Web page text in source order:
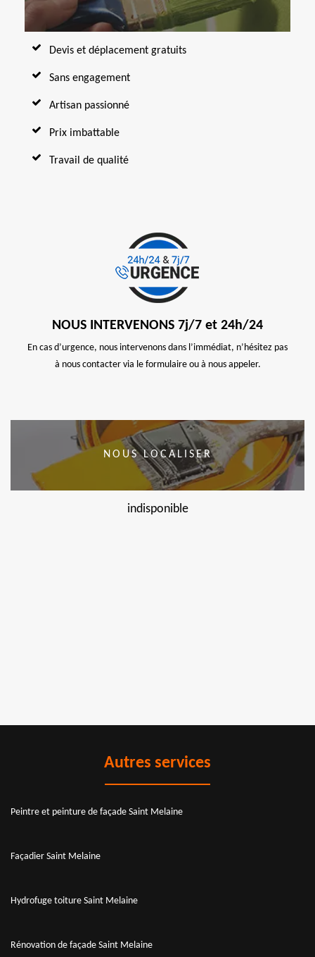
Devis et déplacement gratuits
Sans engagement
Artisan passionné
Prix imbattable
Travail de qualité
NOUS INTERVENONS 7j/7 et 24h/24
En cas d’urgence, nous intervenons dans l’immédiat, n’hésitez pas
à nous contacter via le formulaire ou à nous appeler.
NOUS LOCALISER
indisponible
Autres services
Peintre et peinture de façade Saint Melaine
Façadier Saint Melaine
Hydrofuge toiture Saint Melaine
Rénovation de façade Saint Melaine